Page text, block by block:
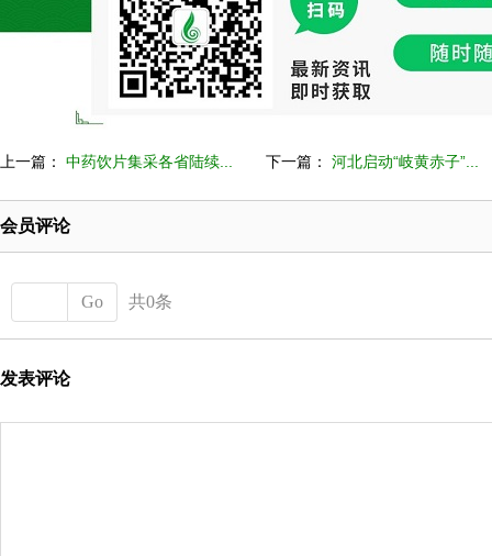
上一篇： 中药饮片集采各省陆续... 下一篇： 河北启动“岐黄赤子”...
会员评论
Go 共0条
发表评论